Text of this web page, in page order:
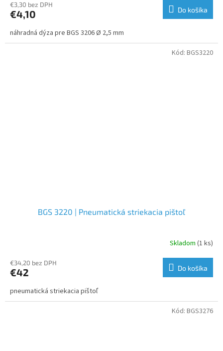
€3,30 bez DPH
€4,10 Do košíka
náhradná dýza pre BGS 3206 Ø 2,5 mm
BGS 3220 | Pneumatická striekacia pištoľ
Skladom (1 ks)
€34,20 bez DPH
€42 Do košíka
pneumatická striekacia pištoľ
Kód: BGS3220
Kód: BGS3276